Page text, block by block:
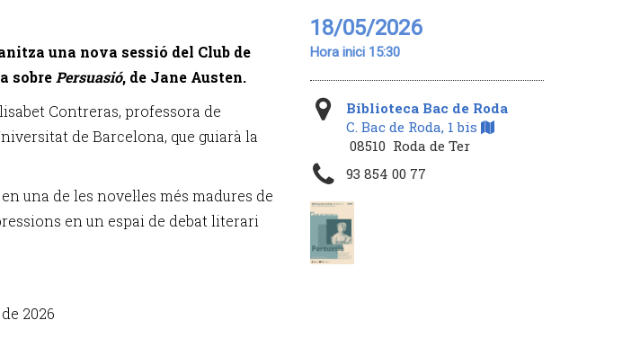
una nova sessió del Club de
sobrePersuasió, de Jane Austen.
Contreras, professora de
de Barcelona, que guiarà la
una de les novel·les més madures de
en un espai de debat literari
2026
18/05/2026
Hora inici 15:30
Biblioteca Bac de Roda
C. Bac de Roda, 1 bis
08510 Roda de Ter
93 854 00 77